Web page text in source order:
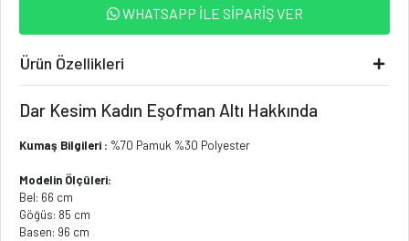
WHATSAPP İLE SİPARİŞ VER
Ürün Özellikleri
Dar Kesim Kadın Eşofman Altı Hakkında
Kumaş Bilgileri : %70 Pamuk %30 Polyester
Modelin Ölçüleri:
Bel: 66 cm
Göğüs: 85 cm
Basen: 96 cm